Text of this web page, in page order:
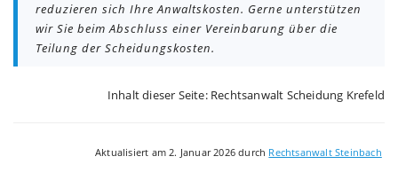
reduzieren sich Ihre Anwaltskosten. Gerne unterstützen
wir Sie beim Abschluss einer Vereinbarung über die
Teilung der Scheidungskosten.
Inhalt dieser Seite: Rechtsanwalt Scheidung Krefeld
Aktualisiert am 2. Januar 2026 durch Rechtsanwalt Steinbach